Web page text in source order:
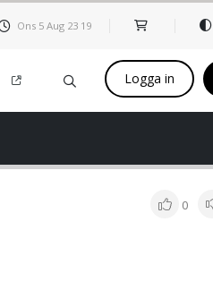
Ons 5 Aug 23 19
Logga in
0